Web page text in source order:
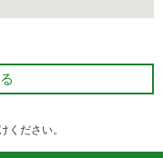
ください。